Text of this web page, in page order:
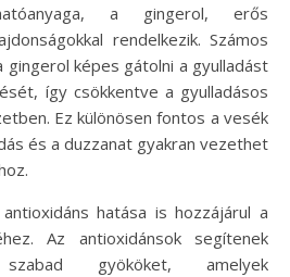
a gingerol, erős
rendelkezik. Számos
gingerol képes gátolni a gyulladást
így csökkentve a gyulladásos
Ez különösen fontos a vesék
és a duzzanat gyakran vezethet
hatása is hozzájárul a
Az antioxidánsok segítenek
gyököket, amelyek